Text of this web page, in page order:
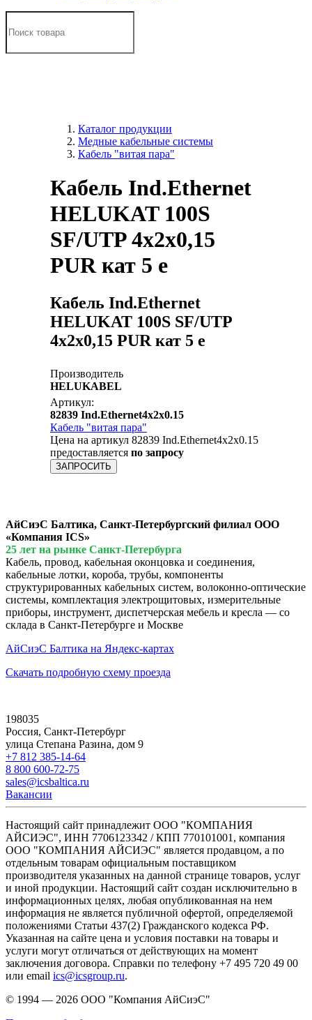
Каталог продукции
Медные кабельные системы
Кабель "витая пара"
Кабель Ind.Ethernet
HELUKAT 100S
SF/UTP 4x2x0,15
PUR кат 5 е
Кабель Ind.Ethernet
HELUKAT 100S SF/UTP
4x2x0,15 PUR кат 5 е
Производитель
HELUKABEL
Артикул:
82839 Ind.Ethernet4x2x0.15
Кабель "витая пара"
Цена на артикул 82839 Ind.Ethernet4x2x0.15
предоставляется по запросу
ЗАПРОСИТЬ
АйСиэС Балтика, Санкт-Петербургский филиал ООО
«Компания ICS»
25 лет на рынке Санкт-Петербурга
Кабель, провод, кабельная оконцовка и соединения,
кабельные лотки, короба, трубы, компоненты
структурированных кабельных систем, волоконно-оптические
системы, комплектация электрощитовых, измерительные
приборы, инструмент, диспетчерская мебель и кресла — со
склада в Санкт-Петербурге и Москве
АйСиэС Балтика на Яндекс-картах
Скачать подробную схему проезда
198035
Россия, Санкт-Петербург
улица Степана Разина, дом 9
+7 812 385-14-64
8 800 600-72-75
sales@icsbaltica.ru
Вакансии
Настоящий сайт принадлежит ООО "КОМПАНИЯ
АЙСИЭС", ИНН 7706123342 / КПП 770101001, компания
ООО "КОМПАНИЯ АЙСИЭС" является продавцом, а по
отдельным товарам официальным поставщиком
производителя указанных на данной странице товаров, услуг
и иной продукции. Настоящий сайт создан исключительно в
информационных целях, любая опубликованная на нем
информация не является публичной офертой, определяемой
положениями Статьи 437(2) Гражданского кодекса РФ.
Указанная на сайте цена и условия поставки на товары и
услуги могут отличаться от действующих на момент
заключения договора. Справки по телефону +7 495 720 49 00
или email ics@icsgroup.ru.
© 1994 — 2026 ООО "Компания АйСиэС"